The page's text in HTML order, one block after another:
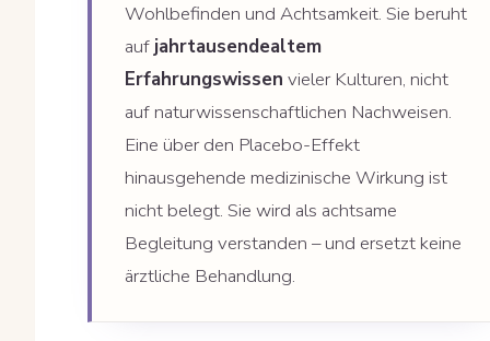
Wohlbefinden und Achtsamkeit. Sie beruht
aufjahrtausendealtem
Erfahrungswissen vieler Kulturen, nicht
auf naturwissenschaftlichen Nachweisen.
Eine über den Placebo-Effekt
hinausgehende medizinische Wirkung ist
nicht belegt. Sie wird als achtsame
Begleitung verstanden – und ersetzt keine
ärztliche Behandlung.